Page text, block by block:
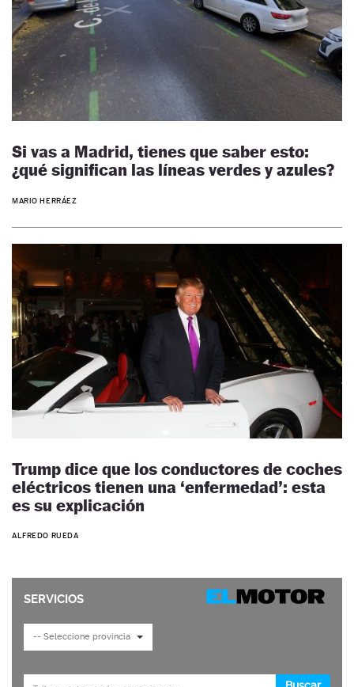
Si vas a Madrid, tienes que saber esto:
¿qué significan las líneas verdes y azules?
MARIO HERRÁEZ
Trump dice que los conductores de coches
eléctricos tienen una ‘enfermedad’: esta
es su explicación
ALFREDO RUEDA